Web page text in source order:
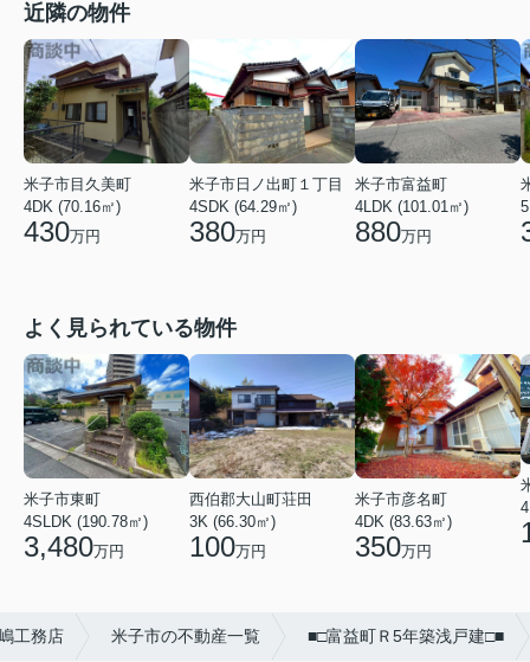
近隣の物件
米子市目久美町
4DK (70.16㎡)
430万円
米子市日ノ出町１丁目
4SDK (64.29㎡)
380万円
米子市富益町
4LDK (101.01㎡)
880万円
よく見られている物件
米子市東町
4SLDK (190.78㎡)
3,480万円
西伯郡大山町荘田
3K (66.30㎡)
100万円
米子市彦名町
4DK (83.63㎡)
350万円
工務店 米子市の不動産一覧 ■□富益町Ｒ5年築浅戸建□■